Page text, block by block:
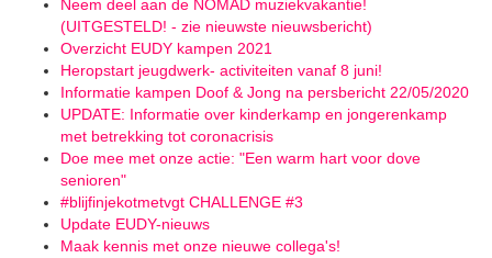
Neem deel aan de NOMAD muziekvakantie!
(UITGESTELD! - zie nieuwste nieuwsbericht)
Overzicht EUDY kampen 2021
Heropstart jeugdwerk- activiteiten vanaf 8 juni!
Informatie kampen Doof & Jong na persbericht 22/05/2020
UPDATE: Informatie over kinderkamp en jongerenkamp
met betrekking tot coronacrisis
Doe mee met onze actie: "Een warm hart voor dove
senioren"
#blijfinjekotmetvgt CHALLENGE #3
Update EUDY-nieuws
Maak kennis met onze nieuwe collega's!